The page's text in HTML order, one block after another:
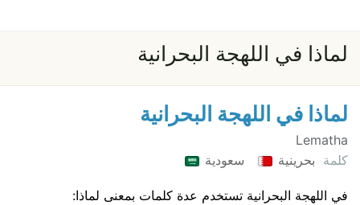
لماذا في اللهجة البحرانية
لماذا في اللهجة البحرانية
Lematha
كلمة بحرينية سعودية
في اللهجة البحرانية تستخدم عدة كلمات بمعنى لماذا: